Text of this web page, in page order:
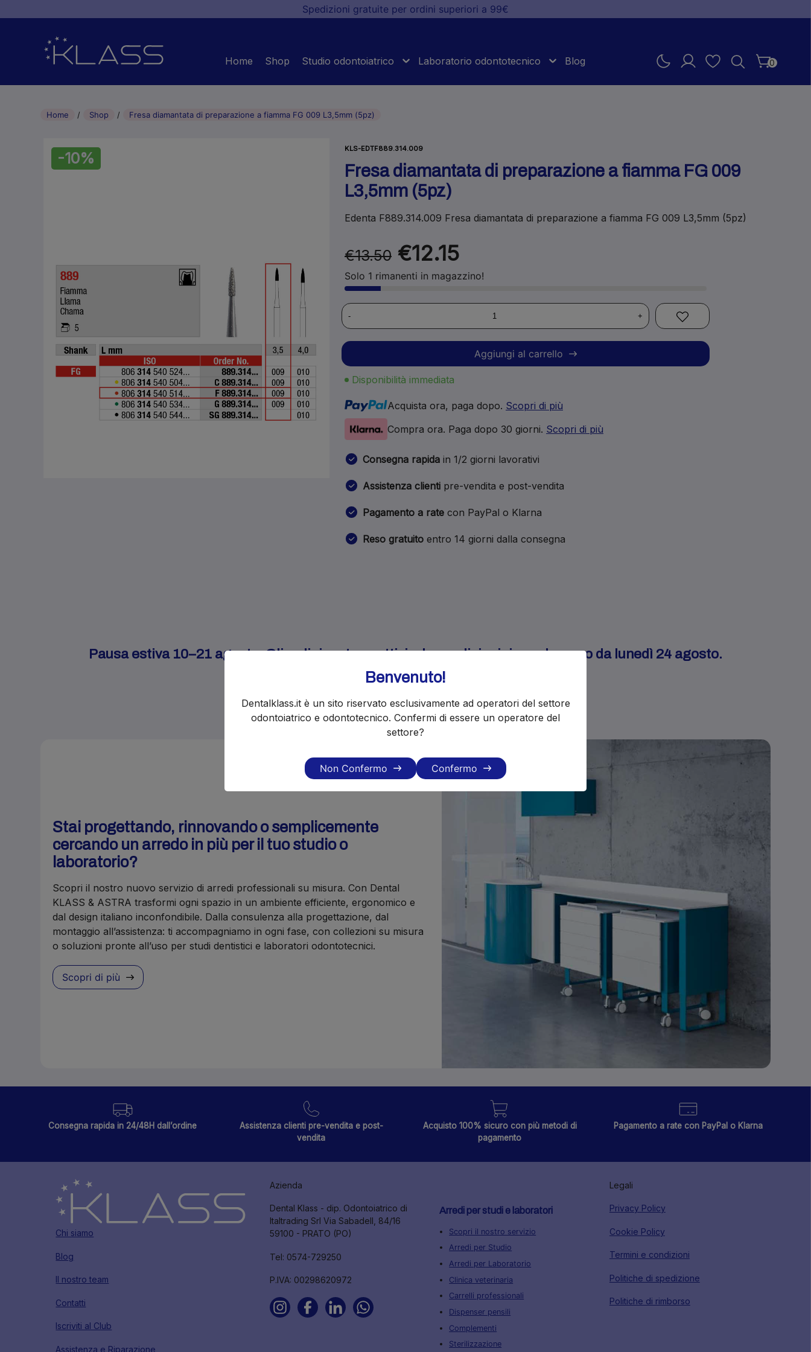
Spedizioni gratuite per ordini superiori a 99€
Home Shop Studio odontoiatrico Laboratorio odontotecnico Blog 0
Home Shop Fresa diamantata di preparazione a fiamma FG 009 L3,5mm (5pz)
-10%
KLS-EDTF889.314.009
Fresa diamantata di preparazione a fiamma FG 009
L3,5mm (5pz)
Edenta F889.314.009 Fresa diamantata di preparazione a fiamma FG 009 L3,5mm (5pz)
€13.50 €12.15
Solo 1 rimanenti in magazzino!
- +
Aggiungi al carrello
Disponibilità immediata
Acquista ora, paga dopo. Scopri di più
Compra ora. Paga dopo 30 giorni. Scopri di più
Consegna rapida in 1/2 giorni lavorativi
Assistenza clienti pre-vendita e post-vendita
Pagamento a rate con PayPal o Klarna
Reso gratuito entro 14 giorni dalla consegna
Pausa estiva 10–21 agosto. Gli ordini restano attivi e le spedizioni riprenderanno da lunedì 24 agosto.
Stai progettando, rinnovando o semplicemente
cercando un arredo in più per il tuo studio o
laboratorio?
Scopri il nostro nuovo servizio di arredi professionali su misura. Con Dental
KLASS & ASTRA trasformi ogni spazio in un ambiente efficiente, ergonomico e
dal design italiano inconfondibile. Dalla consulenza alla progettazione, dal
montaggio all’assistenza: ti accompagniamo in ogni fase, con collezioni su misura
o soluzioni pronte all’uso per studi dentistici e laboratori odontotecnici.
Scopri di più
Benvenuto!
Dentalklass.it è un sito riservato esclusivamente ad operatori del settore
odontoiatrico e odontotecnico. Confermi di essere un operatore del
settore?
Non Confermo Confermo
Consegna rapida in 24/48H dall’ordine
Assistenza clienti pre-vendita e post-
vendita
Acquisto 100% sicuro con più metodi di
pagamento
Pagamento a rate con PayPal o Klarna
Chi siamo
Blog
Il nostro team
Contatti
Iscriviti al Club
Assistenza e Riparazione
Azienda
Dental Klass - dip. Odontoiatrico di
Italtrading Srl Via Sabadell, 84/16
59100 - PRATO (PO)
Tel: 0574-729250
P.IVA: 00298620972
Arredi per studi e laboratori
Scopri il nostro servizio
Arredi per Studio
Arredi per Laboratorio
Clinica veterinaria
Carrelli professionali
Dispenser pensili
Complementi
Sterilizzazione
Legali
Privacy Policy
Cookie Policy
Termini e condizioni
Politiche di spedizione
Politiche di rimborso